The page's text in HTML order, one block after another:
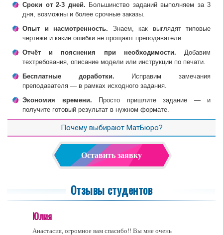
Сроки от 2-3 дней. Большинство заданий выполняем за 3
дня, возможны и более срочные заказы.
Опыт и насмотренность. Знаем, как выглядят типовые
чертежи и какие ошибки не прощают преподаватели.
Отчёт и пояснения при необходимости. Добавим
техтребования, описание модели или инструкции по печати.
Бесплатные доработки. Исправим замечания
преподавателя — в рамках исходного задания.
Экономия времени. Просто пришлите задание — и
получите готовый результат в нужном формате.
Почему выбирают МатБюро?
Оставить заявку
Отзывы студентов
Анастасия, огромное вам спасибо!! Вы мне очень
Юлия